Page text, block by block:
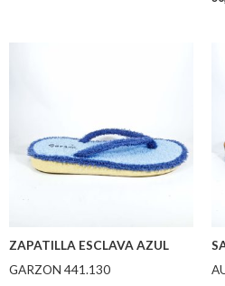
ZAPATILLA ESCLAVA AZUL
GARZON 441.130